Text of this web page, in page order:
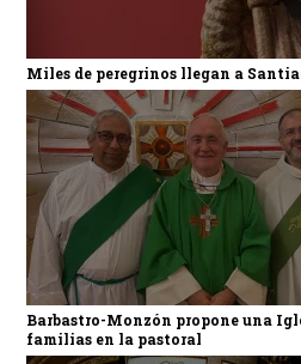
Miles de peregrinos llegan a
Barbastro-Monzón propone una
familias en la pastoral